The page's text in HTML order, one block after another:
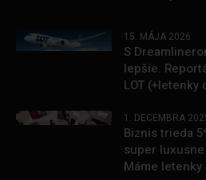
15. MÁJA 2026
S
lepšie.
LOT (+letenky
1. DECEMBRA
Biznis trieda
super luxusne
Máme letenky